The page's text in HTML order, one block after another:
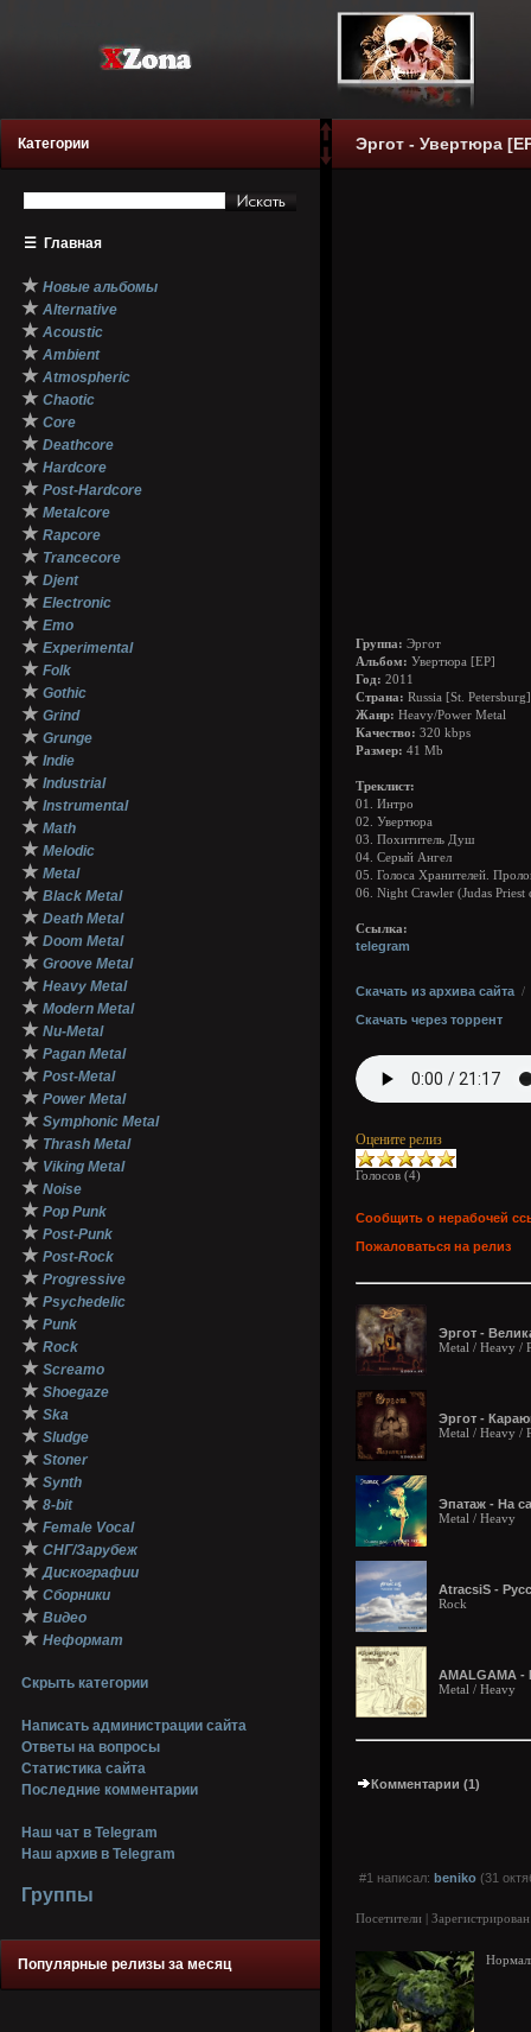
Категории
☰ Главная
★ Новые альбомы
★ Alternative
★ Acoustic
★ Ambient
★ Atmospheric
★ Chaotic
★ Core
★ Deathcore
★ Hardcore
★ Post-Hardcore
★ Metalcore
★ Rapcore
★ Trancecore
★ Djent
★ Electronic
★ Emo
★ Experimental
★ Folk
★ Gothic
★ Grind
★ Grunge
★ Indie
★ Industrial
★ Instrumental
★ Math
★ Melodic
★ Metal
★ Black Metal
★ Death Metal
★ Doom Metal
★ Groove Metal
★ Heavy Metal
★ Modern Metal
★ Nu-Metal
★ Pagan Metal
★ Post-Metal
★ Power Metal
★ Symphonic Metal
★ Thrash Metal
★ Viking Metal
★ Noise
★ Pop Punk
★ Post-Punk
★ Post-Rock
★ Progressive
★ Psychedelic
★ Punk
★ Rock
★ Screamo
★ Shoegaze
★ Ska
★ Sludge
★ Stoner
★ Synth
★ 8-bit
★ Female Vocal
★ СНГ/Зарубеж
★ Дискографии
★ Сборники
★ Видео
★ Неформат
Скрыть категории
Написать администрации сайта
Ответы на вопросы
Статистика сайта
Последние комментарии
Наш чат в Telegram
Наш архив в Telegram
Группы
Популярные релизы за месяц
Эргот - Увертюра
Группа: Эргот
Альбом: Увертюра [EP]
Год: 2011
Страна: Russia [St. Petersburg]
Жанр: Heavy/Power Metal
Качество: 320 kbps
Размер: 41 Mb
Треклист:
01. Интро
02. Увертюра
03. Похититель Душ
04. Серый Ангел
05. Голоса Хранителей.
06. Night Crawler (Judas Priest
Ссылка:
telegram
Скачать из архива сайта /
Скачать через торрент
Оцените релиз
Голосов (4)
Сообщить о нерабочей
Пожаловаться на релиз
Эргот -
Metal / Heavy /
Эргот -
Metal / Heavy /
Эпатаж - На
Metal / Heavy
AtracsiS -
Rock
AMALGAMA -
Metal / Heavy
Комментарии (1)
#1 написал: beniko (31
Посетители |